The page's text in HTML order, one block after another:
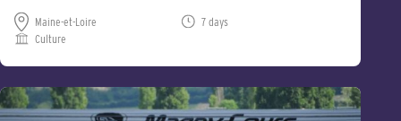
Maine-et-Loire
7 days
Culture